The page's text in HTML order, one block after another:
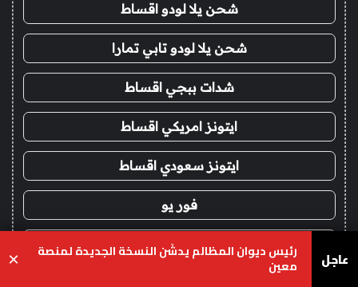
شحن يلا لودو اقساط
شحن يلا لودو تابي تمارا
شدات ببجي اقساط
ايتونز امريكي اقساط
ايتونز سعودي اقساط
فور يو
شحن شدات ببجي
عاجل رئيس ديوان المظالم يدشّن النسخة الجديدة لمنصة
معين ×